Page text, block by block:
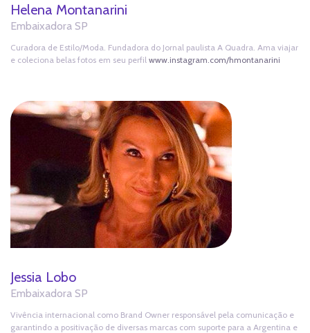
Helena Montanarini
Embaixadora SP
Curadora de Estilo/Moda. Fundadora do Jornal paulista A Quadra. Ama viajar
e coleciona belas fotos em seu perfil www.instagram.com/hmontanarini
Jessia Lobo
Embaixadora SP
Vivência internacional como Brand Owner responsável pela comunicação e
garantindo a positivação de diversas marcas com suporte para a Argentina e